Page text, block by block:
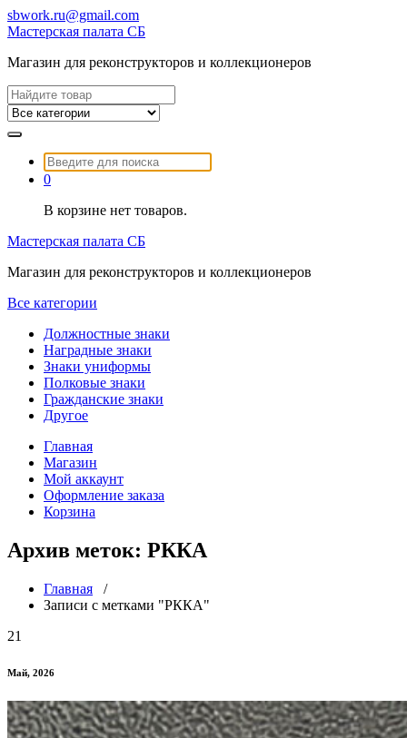
Перейти
к
sbwork.ru@gmail.com
Мастерская палата СБ
Магазин для реконструкторов и коллекционеров
Найти:
Найти:
0
В корзине нет товаров.
Мастерская палата СБ
Магазин для реконструкторов и коллекционеров
Все категории
Должностные знаки
Наградные знаки
Знаки униформы
Полковые знаки
Гражданские знаки
Другое
Главная
Магазин
Мой аккаунт
Оформление заказа
Корзина
Архив меток: РККА
Главная /
Записи с метками "РККА"
21
Май, 2026